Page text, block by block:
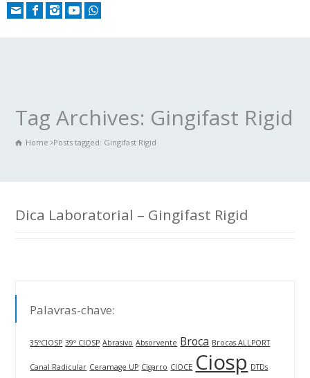
Tag Archives: Gingifast Rigid
Home Posts tagged: Gingifast Rigid
Dica Laboratorial – Gingifast Rigid
Palavras-chave:
35ºCIOSP 39º CIOSP Abrasivo Absorvente Broca Brocas ALLPORT
Canal Radicular Ceramage UP Cigarro CIOCE Ciosp DTDs